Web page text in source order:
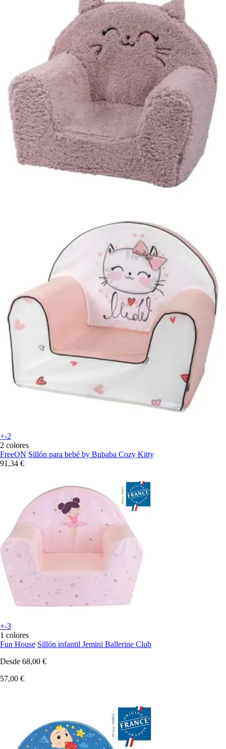
+-2
2 colores
FreeON Sillón para bebé by Bubaba Cozy Kitty
91,34 €
+-3
1 colores
Fun House Sillón infantil Jemini Ballerine Club
Desde 68,00 €
57,00 €